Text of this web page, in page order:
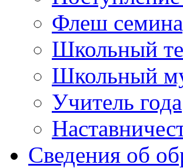
Флеш
Школьный
Школьный
Учитель года
Сведения об